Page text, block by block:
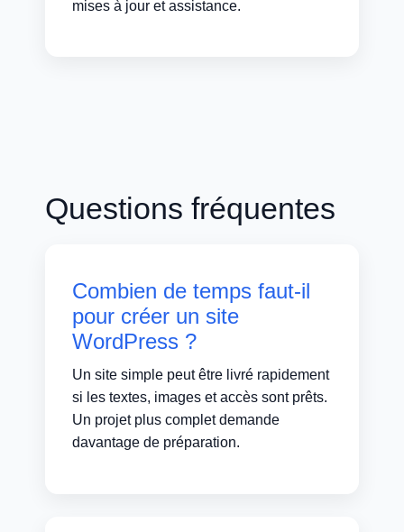
mises à jour et assistance.
Questions fréquentes
Combien de temps faut-il
pour créer un site
WordPress ?
Un site simple peut être livré rapidement
si les textes, images et accès sont prêts.
Un projet plus complet demande
davantage de préparation.